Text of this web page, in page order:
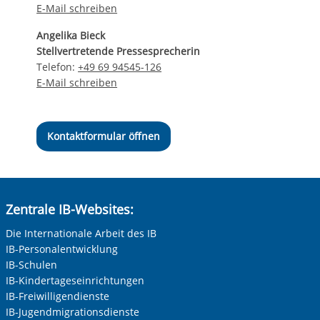
E-Mail schreiben
Angelika Bieck
Stellvertretende Pressesprecherin
Telefon:+49 69 94545-126
E-Mail schreiben
Kontaktformular öffnen
Zentrale IB-Websites:
Die Internationale Arbeit des IB
IB-Personalentwicklung
IB-Schulen
IB-Kindertageseinrichtungen
IB-Freiwilligendienste
IB-Jugendmigrationsdienste